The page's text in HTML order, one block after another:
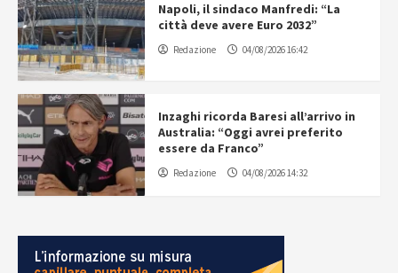
Napoli, il sindaco Manfredi: “La
città deve avere Euro 2032”
Redazione 04/08/2026 16:42
Inzaghi ricorda Baresi all’arrivo in
Australia: “Oggi avrei preferito
essere da Franco”
Redazione 04/08/2026 14:32